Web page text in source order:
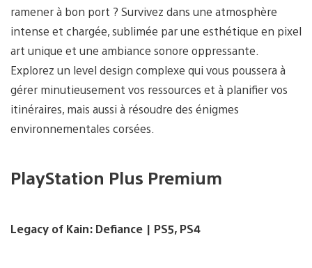
ramener à bon port ? Survivez dans une atmosphère
intense et chargée, sublimée par une esthétique en pixel
art unique et une ambiance sonore oppressante.
Explorez un level design complexe qui vous poussera à
gérer minutieusement vos ressources et à planifier vos
itinéraires, mais aussi à résoudre des énigmes
environnementales corsées.
PlayStation Plus Premium
Legacy of Kain: Defiance | PS5, PS4